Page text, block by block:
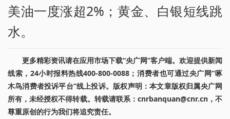
美油一度涨超2%；黄金、白银短线跳
水。
更多精彩资讯请在应用市场下载“央广网”客户端。欢迎提供新闻
线索，24小时报料热线400-800-0088；消费者也可通过央广网“啄
木鸟消费者投诉平台”线上投诉。版权声明：本文章版权归属央广网
所有，未经授权不得转载。转载请联系：cnrbanquan@cnr.cn，不
尊重原创的行为我们将追究责任。